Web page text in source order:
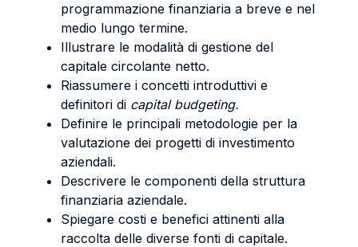
programmazione finanziaria a breve e nel
medio lungo termine.
Illustrare le modalità di gestione del
capitale circolante netto.
Riassumere i concetti introduttivi e
definitori di capital budgeting.
Definire le principali metodologie per la
valutazione dei progetti di investimento
aziendali.
Descrivere le componenti della struttura
finanziaria aziendale.
Spiegare costi e benefici attinenti alla
raccolta delle diverse fonti di capitale.